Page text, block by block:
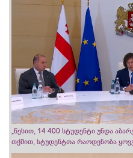
„წესით, 14 400 სტუდენტი უნდა
თქმით, სტუდენტთა რაოდენობა